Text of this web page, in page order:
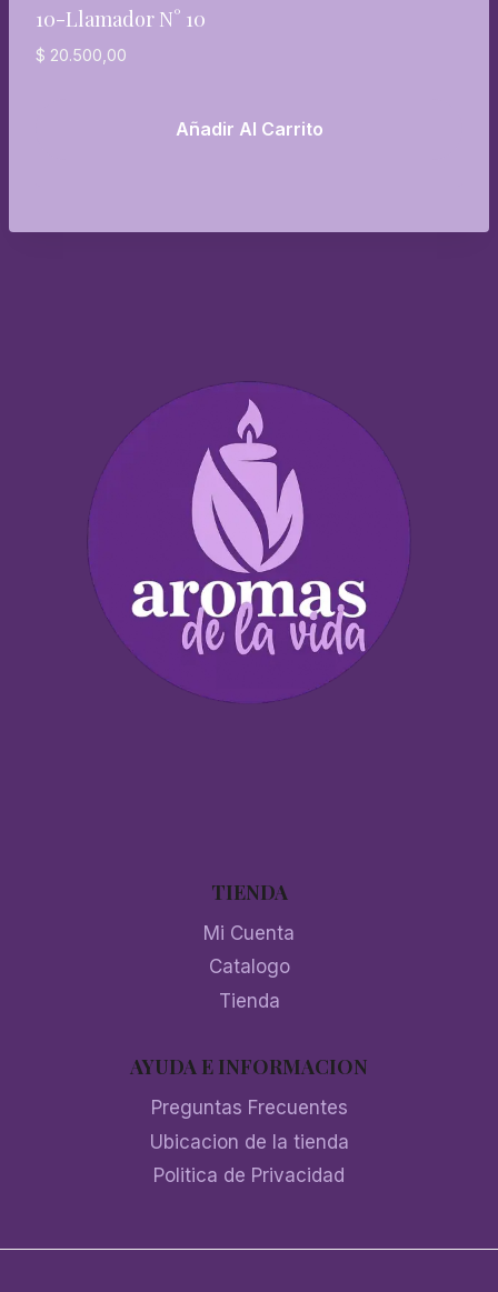
10-Llamador N° 10
$ 20.500,00
Añadir Al Carrito
TIENDA
Mi Cuenta
Catalogo
Tienda
AYUDA E INFORMACION
Preguntas Frecuentes
Ubicacion de la tienda
Politica de Privacidad